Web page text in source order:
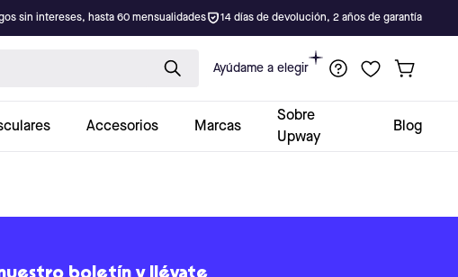
sin intereses, hasta 60 mensualidades 14 días de devolución, 2 años de garantía
Ayúdame a elegir
Accesorios Marcas
Sobre
Upway
Blog